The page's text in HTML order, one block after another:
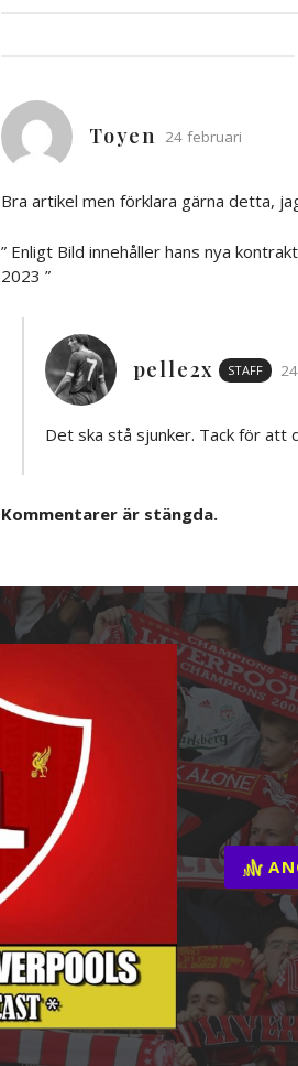
Toyen 24 februari
Bra artikel men förklara gärna detta,
” Enligt Bild innehåller hans nya
2023 ”
pelle2x STAFF
Det ska stå sjunker. Tack för att
Kommentarer är stängda.